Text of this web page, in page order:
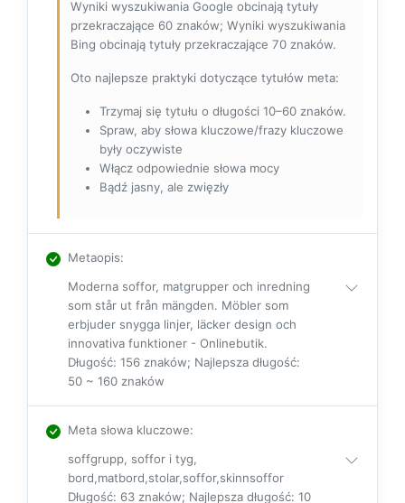
Wyniki wyszukiwania Google obcinają tytuły
przekraczające 60 znaków; Wyniki wyszukiwania
Bing obcinają tytuły przekraczające 70 znaków.
Oto najlepsze praktyki dotyczące tytułów meta:
Trzymaj się tytułu o długości 10–60 znaków.
Spraw, aby słowa kluczowe/frazy kluczowe
były oczywiste
Włącz odpowiednie słowa mocy
Bądź jasny, ale zwięzły
Metaopis:
Moderna soffor, matgrupper och inredning
som står ut från mängden. Möbler som
erbjuder snygga linjer, läcker design och
innovativa funktioner - Onlinebutik.
Długość: 156 znaków; Najlepsza długość:
50 ~ 160 znaków
Meta słowa kluczowe:
soffgrupp, soffor i tyg,
bord,matbord,stolar,soffor,skinnsoffor
Długość: 63 znaków; Najlepsza długość: 10